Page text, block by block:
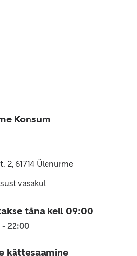
Konsum
2, 61714 Ülenurme
vasakul
täna kell 09:00
- 22:00
kättesaamine